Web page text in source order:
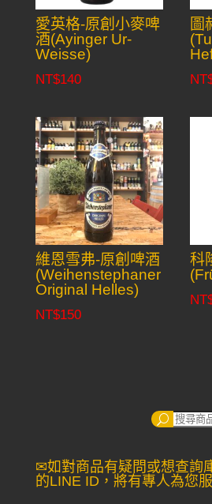
愛英格-原創小麥啤
酒(Ayinger Ur-
Weisse)
NT$140
圖
維恩雪弗-原創啤酒
(Weihenstephaner
Original Helles)
NT$150
科
✉如對商品有疑問或想查詢
的LINE ID，將有專人為您